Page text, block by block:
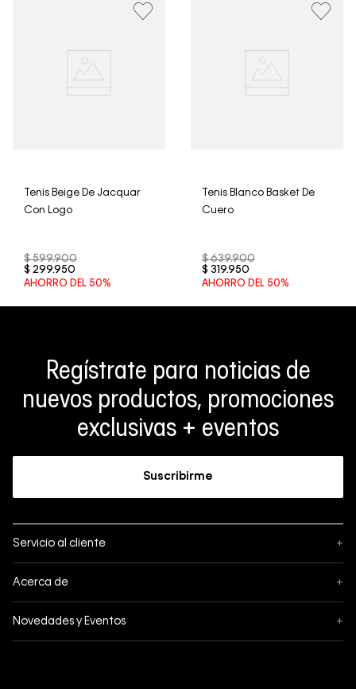
clientes, no aceptamos devoluciones en ropa interior y
Tenis Beige De Jacquar
Con Logo
$ 599.900
$ 299.950
AHORRO DEL 50%
Tenis Blanco Basket De
Cuero
$ 639.900
$ 319.950
AHORRO DEL 50%
Regístrate para noticias de
nuevos productos, promociones
exclusivas + eventos
Suscribirme
Servicio al cliente +
Mis pedidos
Formas de pago
Acerca de +
Política de privacidad
Novedades y Eventos +